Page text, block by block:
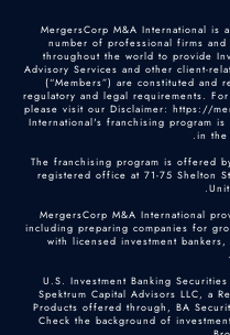
© 2025 MergersCorp M&A
number of professional firms and
throughout the world to provide
Advisory Services and other client-
(“Members”) are constituted and
regulatory and legal requirements.
please visit our Disclaimer: https://
International's franchising program
in the
The franchising program is offered
registered office at 71-75 Shelton
MergersCorp M&A International
including preparing companies for
with licensed investment
U.S. Investment Banking
Spektrum Capital Advisors LLC, a
Products offered through, BA
Check the background of